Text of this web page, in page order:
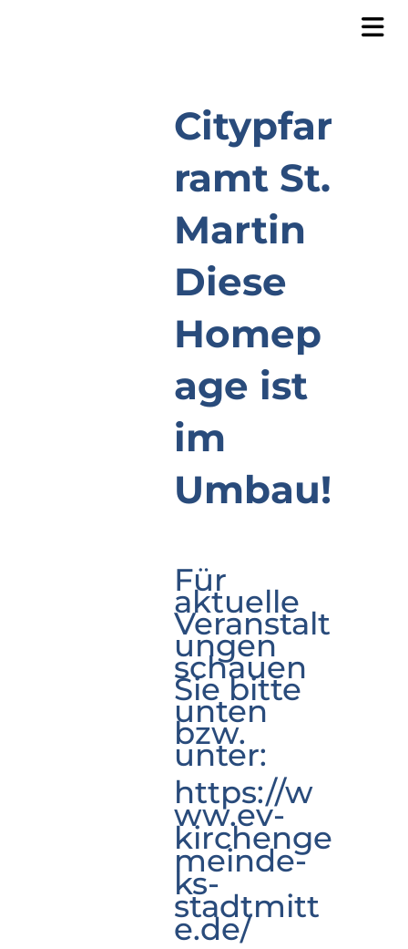
Citypfar
ramt St.
Martin
Diese
Homep
age ist
im
Umbau!
Für
aktuelle
Veranstalt
ungen
schauen
Sie bitte
unten
bzw.
unter:
https://w
ww.ev-
kirchenge
meinde-
ks-
stadtmitt
e.de/